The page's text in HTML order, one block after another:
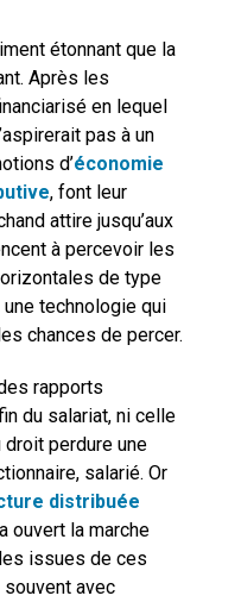
étonnant que la
Après les
en lequel
pas à un
d’économie
, font leur
attire jusqu’aux
à percevoir les
de type
une technologie qui
chances de percer.
rapports
du salariat, ni celle
droit perdure une
salarié. Or
distribuée
ouvert la marche
issues de ces
avec